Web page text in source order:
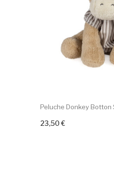
Peluche Donkey Botton
23,50 €Adicionar ao carrinho